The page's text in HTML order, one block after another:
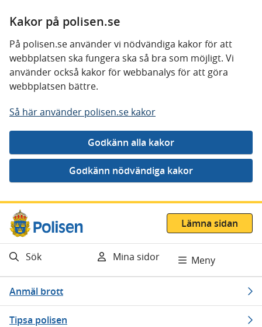
Kakor på polisen.se
På polisen.se använder vi nödvändiga kakor för att
webbplatsen ska fungera ska så bra som möjligt. Vi
använder också kakor för webbanalys för att göra
webbplatsen bättre.
Så här använder polisen.se kakor
Gå direkt till innehåll
Lämna sidan
Sök Mina sidor Meny
Anmäl brott
Tipsa polisen